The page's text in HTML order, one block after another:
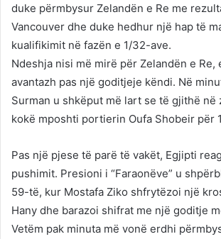
duke përmbysur Zelandën e Re me
Vancouver dhe duke hedhur një hap të
kualifikimit në fazën e 1/32-ave.
Ndeshja nisi më mirë për Zelandën e Re,
avantazh pas një goditjeje këndi. Në
Surman u shkëput më lart se të gjithë në
kokë mposhti portierin Oufa Shobeir për
Pas një pjese të parë të vakët, Egjipti
pushimit. Presioni i “Faraonëve” u
59-të, kur Mostafa Ziko shfrytëzoi një
Hany dhe barazoi shifrat me një goditje
Vetëm pak minuta më vonë erdhi